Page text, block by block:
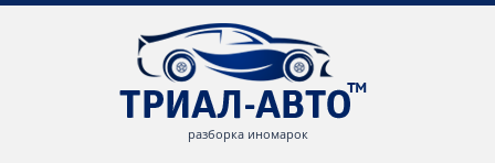
разборка иномарок